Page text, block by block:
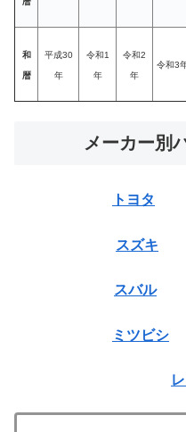
和
暦
平成30
年
令和1
年
令和2
年
令和3
メーカー別
トヨタ
スズキ
スバル
ミツビシ